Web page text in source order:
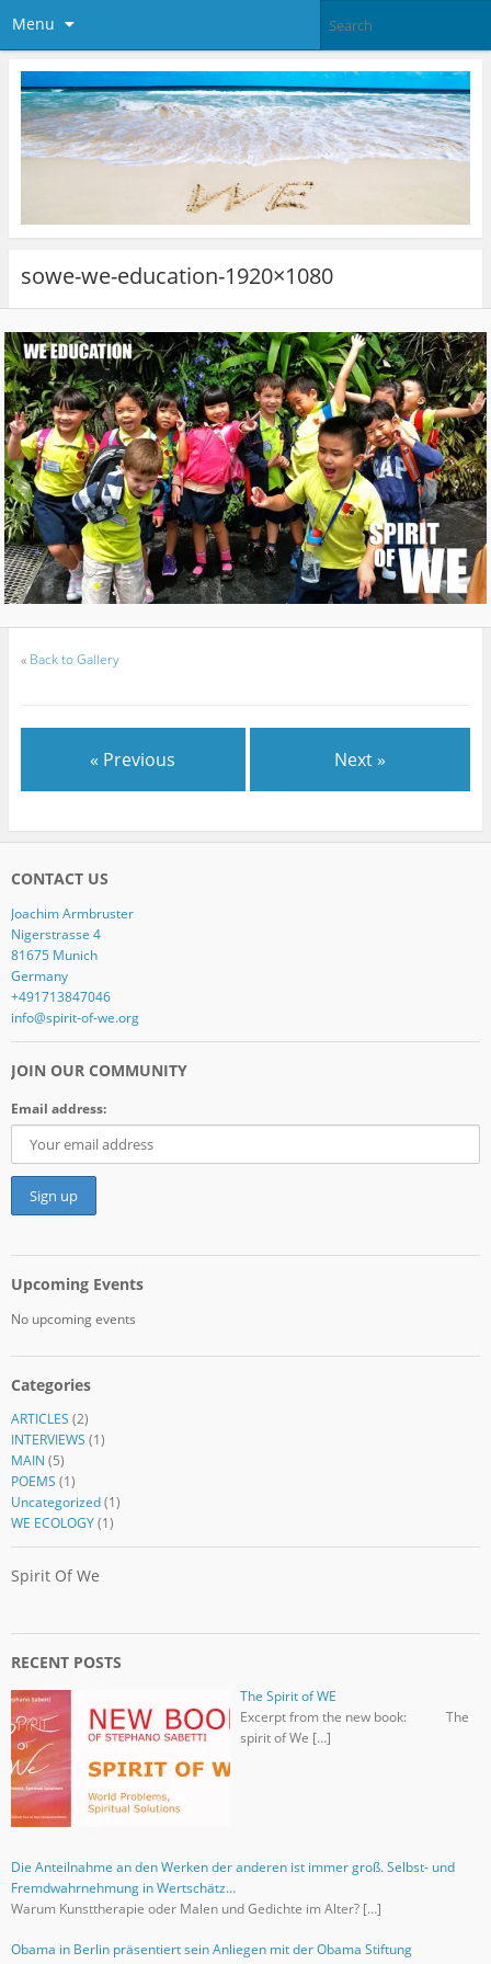
Menu
sowe-we-education-1920×1080
« Back to Gallery
« Previous Next »
CONTACT US
Joachim Armbruster
Nigerstrasse 4
81675 Munich
Germany
+491713847046
info@spirit-of-we.org
JOIN OUR COMMUNITY
Email address:
Upcoming Events
No upcoming events
Categories
ARTICLES (2)
INTERVIEWS (1)
MAIN (5)
POEMS (1)
Uncategorized(1)
WE ECOLOGY(1)
Spirit Of We
RECENT POSTS
The Spirit of WE
Excerpt from the new book: The
spirit of We […]
Die Anteilnahme an den Werken der anderen ist immer groß. Selbst- und
Fremdwahrnehmung in Wertschätz…
Warum Kunsttherapie oder Malen und Gedichte im Alter? […]
Obama in Berlin präsentiert sein Anliegen mit der Obama Stiftung